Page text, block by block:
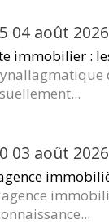
04 août 2026
immobilier :
03 août 2026